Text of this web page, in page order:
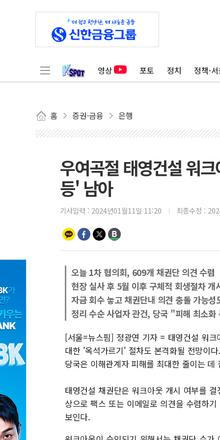
영상 포토 정치 정책·
홈 증권·금융 은행
우여곡절 태영건설 워
등' 남아
기사입력 : 2024년01월11일 11:20 최종수정 :
오늘 1차 협의회, 609개 채권단 의견 수렴
현장 실사 후 5월 이후 구체적 회생절차 개
자금 회수 놓고 채권단내 의견 충돌 가능성
정리 수순 사업자 관건, 당국 "피해 최소화
[서울=뉴스핌] 정광연 기자 = 태영건설 워
대한 '옥석가르기' 절차도 본격화될 전망이
당국은 이해관계자 피해를 최대한 줄이는 데
태영건설 채권단은 워크아웃 개시 여부를
상으로 팩스 또는 이메일로 의견을 수렴하
보인다.